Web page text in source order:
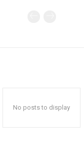
No posts to display